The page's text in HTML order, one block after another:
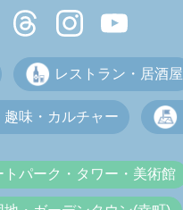
レストラン・居酒屋
趣味・カルチャー
トパーク・タワー・美術館